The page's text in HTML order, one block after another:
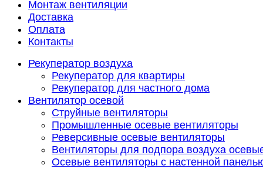
Монтаж вентиляции
Доставка
Оплата
Контакты
Рекуператор воздуха
Рекуператор для квартиры
Рекуператор для частного дома
Вентилятор осевой
Струйные вентиляторы
Промышленные осевые вентиляторы
Реверсивные осевые вентиляторы
Вентиляторы для подпора воздуха
Осевые вентиляторы с настенной